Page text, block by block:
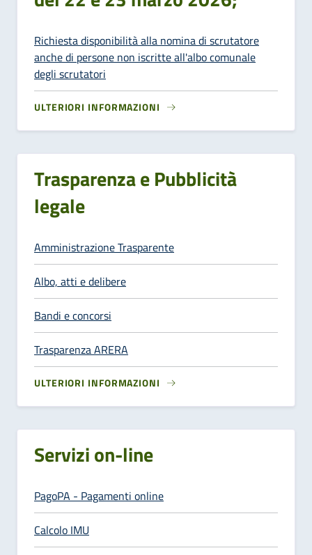
Richiesta disponibilità alla nomina di scrutatore
anche di persone non iscritte all'albo comunale
degli scrutatori
ULTERIORI INFORMAZIONI
Trasparenza e Pubblicità
legale
Amministrazione Trasparente
Albo, atti e delibere
Bandi e concorsi
Trasparenza ARERA
ULTERIORI INFORMAZIONI
Servizi on-line
PagoPA - Pagamenti online
Calcolo IMU